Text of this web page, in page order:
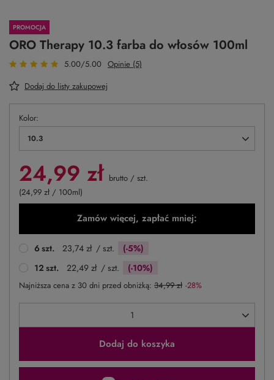
PROMOCJA
ORO Therapy 10.3 farba do włosów 100ml
5.00/5.00 Opinie (5)
Dodaj do listy zakupowej
Kolor
10.3
24,99 zł brutto / szt.
(24,99 zł / 100ml)
Zamów więcej, zapłać mniej:
6 szt. 23,74 zł / szt.
(-5%)
12 szt. 22,49 zł / szt. (-10%)
Najniższa cena z 30 dni przed obniżką: 34,99 zł -28%
Dodaj do koszyka